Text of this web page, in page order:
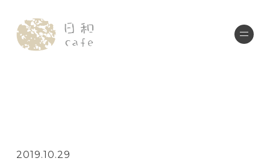
2019.10.29